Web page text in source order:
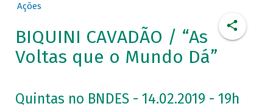
Ações
BIQUINI CAVADÃO / “As
Voltas que o Mundo Dá”
Quintas no BNDES - 14.02.2019 - 19h